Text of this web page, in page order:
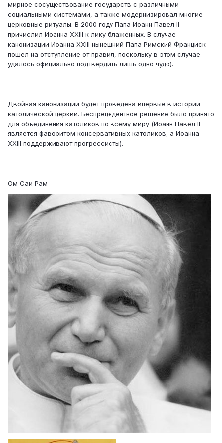
мирное сосуществование государств с различными
социальными системами, а также модернизировал многие
церковные ритуалы. В 2000 году Папа Иоанн Павел II
причислил Иоанна XXIII к лику блаженных. В случае
канонизации Иоанна XXIII нынешний Папа Римский Франциск
пошел на отступление от правил, поскольку в этом случае
удалось официально подтвердить лишь одно чудо).
Двойная канонизации будет проведена впервые в истории
католической церкви. Беспрецедентное решение было принято
для объединения католиков по всему миру (Иоанн Павел II
является фаворитом консервативных католиков, а Иоанна
XXIII поддерживают прогрессисты).
Ом Саи Рам